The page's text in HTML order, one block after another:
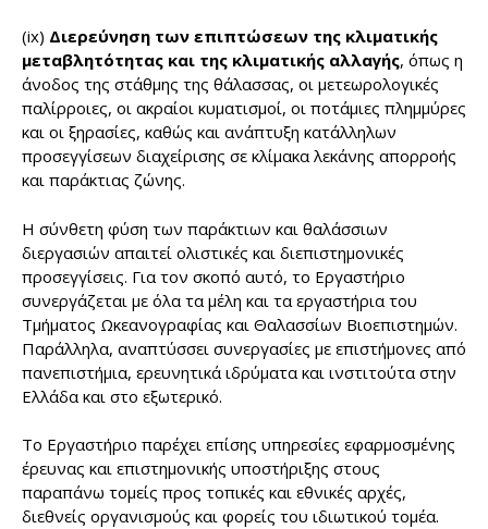
(ix) Διερεύνηση των επιπτώσεων της κλιματικής
μεταβλητότητας και της κλιματικής αλλαγής, όπως η
άνοδος της στάθμης της θάλασσας, οι μετεωρολογικές
παλίρροιες, οι ακραίοι κυματισμοί, οι ποτάμιες πλημμύρες
και οι ξηρασίες, καθώς και ανάπτυξη κατάλληλων
προσεγγίσεων διαχείρισης σε κλίμακα λεκάνης απορροής
και παράκτιας ζώνης.
Η σύνθετη φύση των παράκτιων και θαλάσσιων
διεργασιών απαιτεί ολιστικές και διεπιστημονικές
προσεγγίσεις. Για τον σκοπό αυτό, το Εργαστήριο
συνεργάζεται με όλα τα μέλη και τα εργαστήρια του
Τμήματος Ωκεανογραφίας και Θαλασσίων Βιοεπιστημών.
Παράλληλα, αναπτύσσει συνεργασίες με επιστήμονες από
πανεπιστήμια, ερευνητικά ιδρύματα και ινστιτούτα στην
Ελλάδα και στο εξωτερικό.
Το Εργαστήριο παρέχει επίσης υπηρεσίες εφαρμοσμένης
έρευνας και επιστημονικής υποστήριξης στους
παραπάνω τομείς προς τοπικές και εθνικές αρχές,
διεθνείς οργανισμούς και φορείς του ιδιωτικού τομέα.